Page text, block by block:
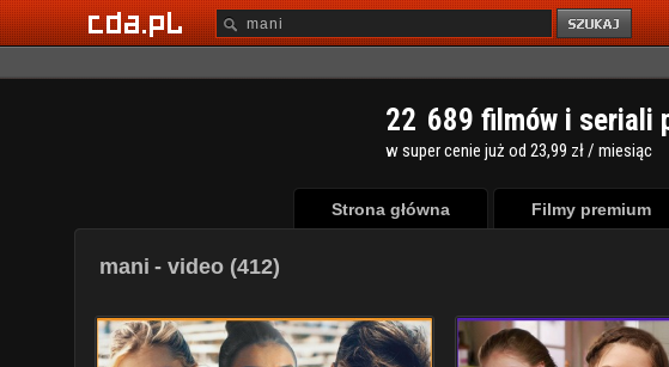
22 689 filmów i seriali
w super cenie już od 23,99 zł / miesiąc
Strona główna Filmy premium
mani - video (412)